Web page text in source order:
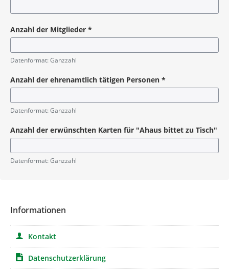
Anzahl der Mitglieder *
Pflichtangabe
Datenformat: Ganzzahl
Anzahl der ehrenamtlich tätigen Personen *
Pflichtangabe
Datenformat: Ganzzahl
Anzahl der erwünschten Karten für "Ahaus bittet zu Tisch"
Datenformat: Ganzzahl
Informationen
Kontakt
Datenschutzerklärung